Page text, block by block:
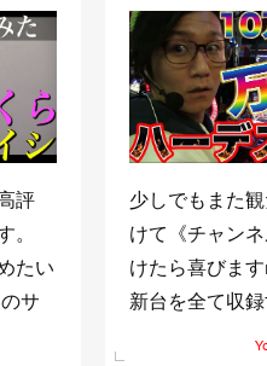
評
たい
サ
少しでもまた
けて《チャン
けたら喜びま
新台を全て収